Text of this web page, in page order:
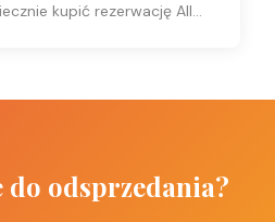
kupić rezerwację All
do odsprzedania?